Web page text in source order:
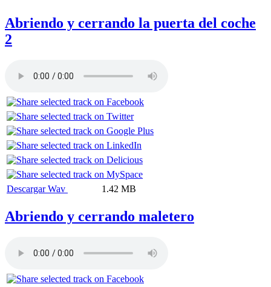
Abriendo y cerrando la puerta del coche
2
Descargar Wav 1.42 MB
Abriendo y cerrando maletero